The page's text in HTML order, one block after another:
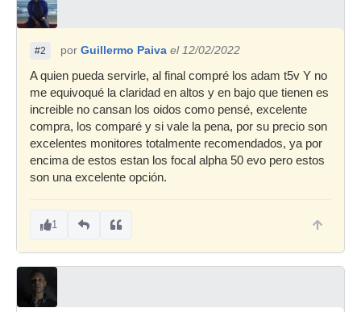
#2 por Guillermo Paiva el 12/02/2022
A quien pueda servirle, al final compré los adam t5v Y no
me equivoqué la claridad en altos y en bajo que tienen es
increible no cansan los oidos como pensé, excelente
compra, los comparé y si vale la pena, por su precio son
excelentes monitores totalmente recomendados, ya por
encima de estos estan los focal alpha 50 evo pero estos
son una excelente opción.
1